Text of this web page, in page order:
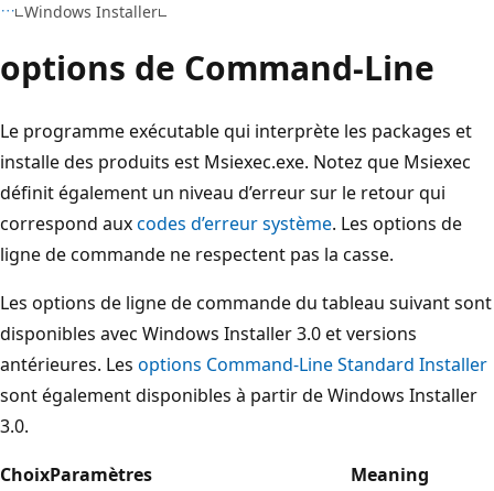
Windows Installer
options de Command-Line
Le programme exécutable qui interprète les packages et
installe des produits est Msiexec.exe. Notez que Msiexec
définit également un niveau d’erreur sur le retour qui
correspond auxcodes d’erreur système. Les options de
ligne de commande ne respectent pas la casse.
Les options de ligne de commande du tableau suivant sont
disponibles avec Windows Installer 3.0 et versions
antérieures. Les options Command-Line Standard Installer
sont également disponibles à partir de Windows Installer
3.0.
ChoixParamètres
Meaning